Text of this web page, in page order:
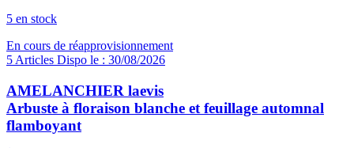
5 en stock
En cours de réapprovisionnement
5 Articles Dispo le : 30/08/2026
AMELANCHIER laevis
Arbuste à floraison blanche et feuillage automnal
flamboyant